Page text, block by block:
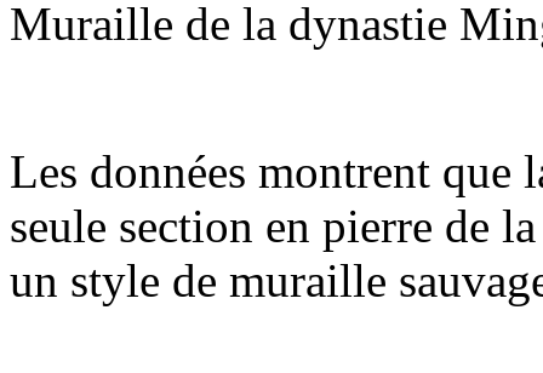
Muraille de la dynastie
Les données montrent que
seule section en pierre de
un style de muraille